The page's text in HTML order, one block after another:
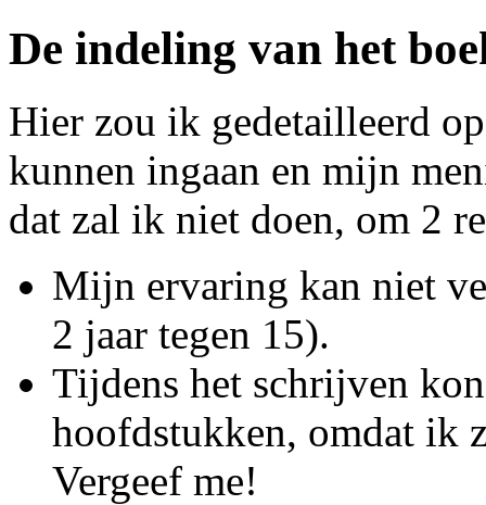
De indeling van het
Hier zou ik gedetailleerd
kunnen ingaan en mijn
dat zal ik niet doen, om 2
Mijn ervaring kan niet
2 jaar tegen 15).
Tijdens het schrijven
hoofdstukken, omdat ik
Vergeef me!